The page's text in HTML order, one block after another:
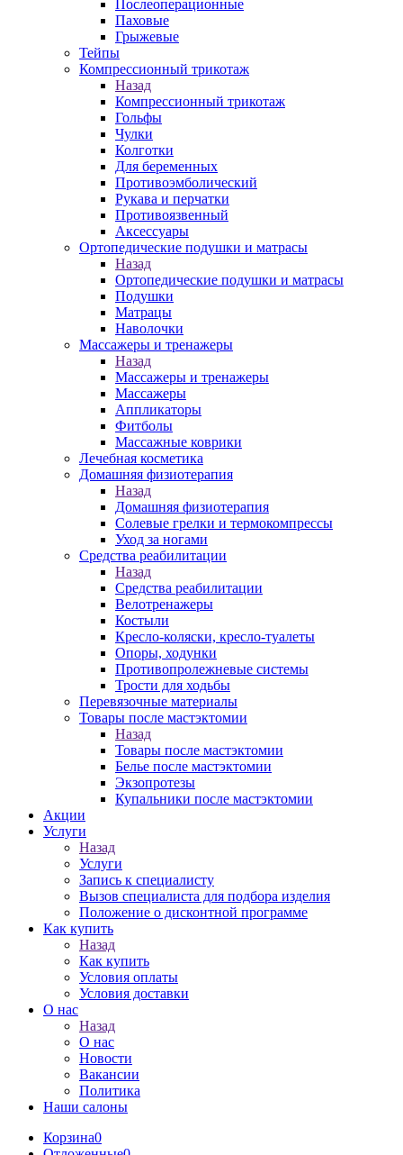
Послеоперационные
Паховые
Грыжевые
Тейпы
Компрессионный трикотаж
Назад
Компрессионный трикотаж
Гольфы
Чулки
Колготки
Для беременных
Противоэмболический
Рукава и перчатки
Противоязвенный
Аксессуары
Ортопедические подушки и матрасы
Назад
Ортопедические подушки и матрасы
Подушки
Матрацы
Наволочки
Массажеры и тренажеры
Назад
Массажеры и тренажеры
Массажеры
Аппликаторы
Фитболы
Массажные коврики
Лечебная косметика
Домашняя физиотерапия
Назад
Домашняя физиотерапия
Солевые грелки и термокомпрессы
Уход за ногами
Средства реабилитации
Назад
Средства реабилитации
Велотренажеры
Костыли
Кресло-коляски, кресло-туалеты
Опоры, ходунки
Противопролежневые системы
Трости для ходьбы
Перевязочные материалы
Товары после мастэктомии
Назад
Товары после мастэктомии
Белье после мастэктомии
Экзопротезы
Купальники после мастэктомии
Акции
Услуги
Назад
Услуги
Запись к специалисту
Вызов специалиста для подбора изделия
Положение о дисконтной программе
Как купить
Назад
Как купить
Условия оплаты
Условия доставки
О нас
Назад
О нас
Новости
Вакансии
Политика
Наши салоны
Корзина0